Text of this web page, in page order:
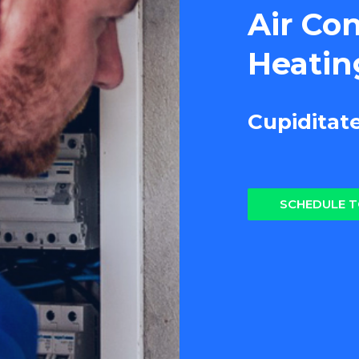
Air
SCHEDULE